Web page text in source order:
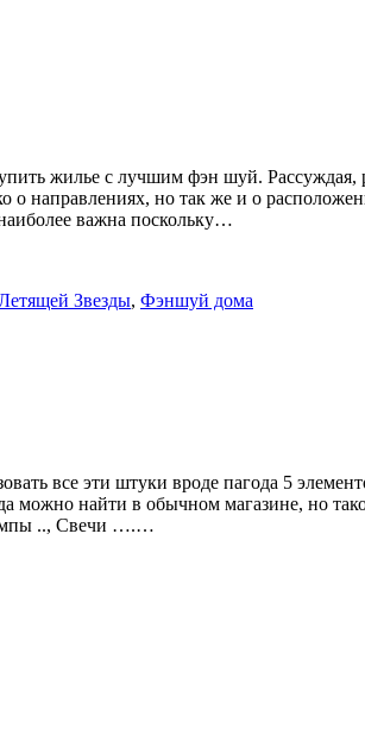
жилье с лучшим фэн шуй. Рассуждая,
направлениях, но так же и о
важна поскольку…
Звезды, Фэншуй дома
все эти штуки вроде пагода 5
можно найти в обычном магазине, но
.., Свечи ….…